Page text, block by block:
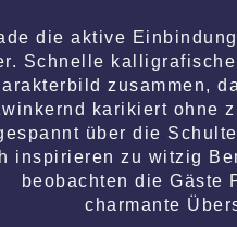
die aktive
Schnelle
zusammen,
karikiert ohne
über die
inspirieren zu witzig
beobachten die Gäste
charmante